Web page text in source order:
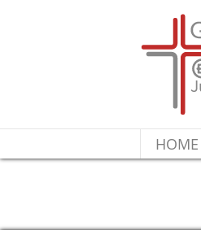
HOME